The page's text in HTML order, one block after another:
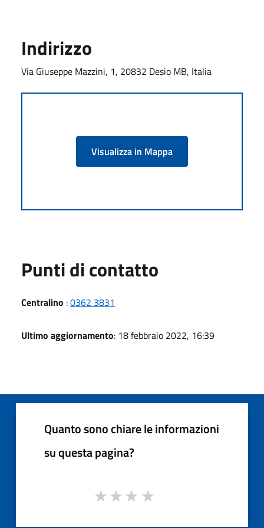
Indirizzo
Via Giuseppe Mazzini, 1, 20832 Desio MB, Italia
Visualizza in Mappa
Punti di contatto
Centralino :0362 3831
Ultimo aggiornamento: 18 febbraio 2022, 16:39
Quanto sono chiare le informazioni
su questa pagina?